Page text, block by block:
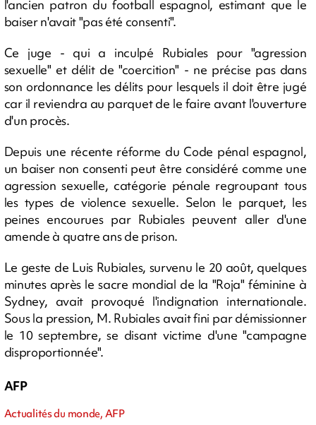
l'ancien patron du football espagnol, estimant que le
baiser n'avait "pas été consenti".
Ce juge - qui a inculpé Rubiales pour "agression
sexuelle" et délit de "coercition" - ne précise pas dans
son ordonnance les délits pour lesquels il doit être jugé
car il reviendra au parquet de le faire avant l'ouverture
d'un procès.
Depuis une récente réforme du Code pénal espagnol,
un baiser non consenti peut être considéré comme une
agression sexuelle, catégorie pénale regroupant tous
les types de violence sexuelle. Selon le parquet, les
peines encourues par Rubiales peuvent aller d'une
amende à quatre ans de prison.
Le geste de Luis Rubiales, survenu le 20 août, quelques
minutes après le sacre mondial de la "Roja" féminine à
Sydney, avait provoqué l'indignation internationale.
Sous la pression, M. Rubiales avait fini par démissionner
le 10 septembre, se disant victime d'une "campagne
disproportionnée".
AFP
Actualités du monde, AFP